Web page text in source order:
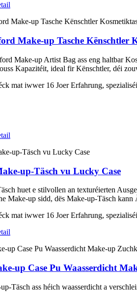
Make-up Tasche Kënschtler
Make-up Artist Bag ass eng haltbar
Kapazitéit, ideal fir Kënschtler, déi
mat iwwer 16 Joer Erfahrung,
up-Täsch vu Lucky Case
huet e stilvollen an texturéierten
Make-up sidd, dës Make-up-Täsch
mat iwwer 16 Joer Erfahrung,
up Case Pu Waasserdicht
Täsch ass héich waasserdicht a